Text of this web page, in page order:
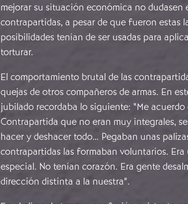
mejorar su situación económica no dudasen
contrapartidas, a pesar de que fueron estas
posibilidades tenían de ser usadas para
torturar.
El comportamiento brutal de las
quejas de otros compañeros de armas. En
jubilado recordaba lo siguiente: “Me
Contrapartida que no eran muy integrales,
hacer y deshacer todo… Pegaban unas
contrapartidas las formaban voluntarios.
especial. No tenían corazón. Era gente
dirección distinta a la nuestra”.